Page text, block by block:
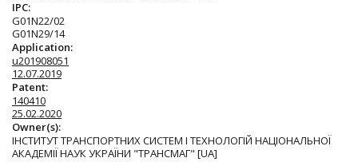
IPC:
G01N22/02
G01N29/14
Application:
u201908051
12.07.2019
Patent:
140410
25.02.2020
Owner(s):
ІНСТИТУТ ТРАНСПОРТНИХ СИСТЕМ І ТЕХНОЛОГІЙ НАЦІОНАЛЬНОЇ
АКАДЕМІЇ НАУК УКРАЇНИ "ТРАНСМАГ" [UA]